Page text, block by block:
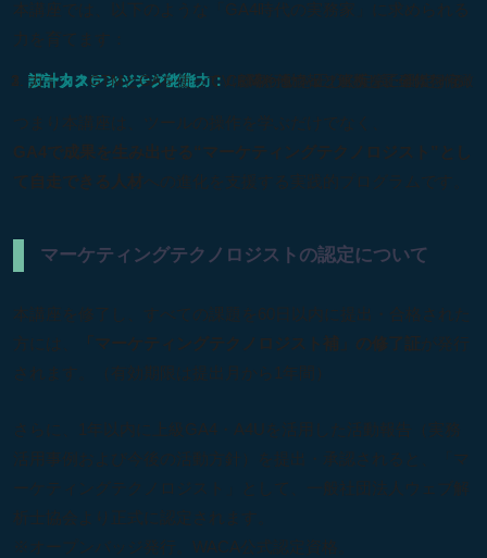
本講座では、以下のような「GA4時代の実務家」に求められる
力を育てます：
データクレンジング能力：
CVに関わるウェブ解析を正確に行う力
データスティッチング能力：
CRMや他情報と連携して全体を俯瞰する力
設計力：
GTMとGAを使って、顧客行動を正しく定義・測定する力
つまり本講座は、ツールの操作を学ぶだけでなく、
GA4で成果を生み出せる“マーケティングテクノロジスト”とし
て自走できる人材
への進化を支援する実践的プログラムです。
マーケティングテクノロジストの認定について
本講座を修了し、すべての課題を60日以内に提出・合格された
「マーケティングテクノロジスト補」の修了証
されます。（有効期限は提出月から1年間）
さらに、1年以内に上級GA4・A4Uを活用した活動報告（実務
活用事例および今後の活動方針）を提出・承認されると、「マ
ーケティングテクノロジスト」として、一般社団法人ウェブ解
析士協会より正式に認定されます。
※オープンバッジ発行。WACA公式認定資格。